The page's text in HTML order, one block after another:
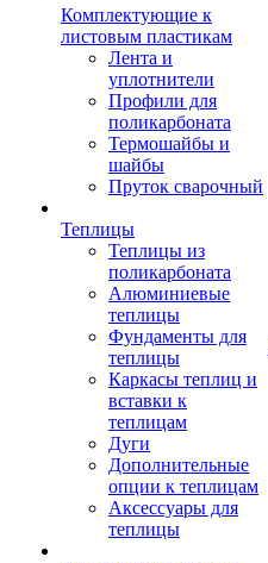
Комплектующие к
листовым пластикам
Лента и
уплотнители
Профили для
поликарбоната
Термошайбы и
шайбы
Пруток сварочный
Теплицы
Теплицы из
поликарбоната
Алюминиевые
теплицы
Фундаменты для
теплицы
Каркасы теплиц и
вставки к
теплицам
Дуги
Дополнительные
опции к теплицам
Аксессуары для
теплицы